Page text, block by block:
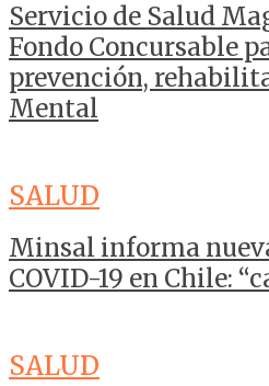
Servicio de Salud
Fondo Concursable
prevención,
Mental
SALUD
Minsal informa
COVID-19 en Chile:
SALUD